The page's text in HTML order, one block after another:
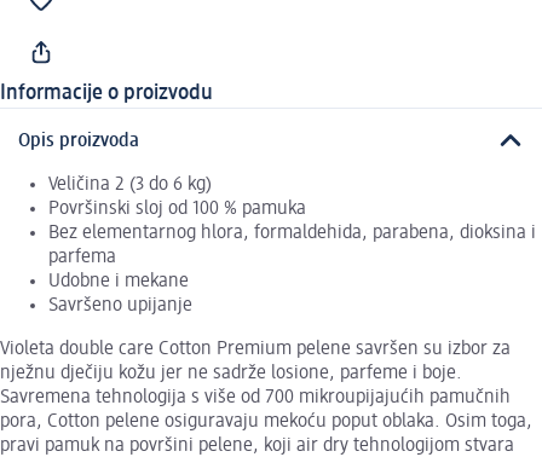
Informacije o proizvodu
Opis proizvoda
Veličina 2 (3 do 6 kg)
Površinski sloj od 100 % pamuka
Bez elementarnog hlora, formaldehida, parabena, dioksina i
parfema
Udobne i mekane
Savršeno upijanje
Violeta double care Cotton Premium pelene savršen su izbor za
nježnu dječiju kožu jer ne sadrže losione, parfeme i boje.
Savremena tehnologija s više od 700 mikroupijajućih pamučnih
pora, Cotton pelene osiguravaju mekoću poput oblaka. Osim toga,
pravi pamuk na površini pelene, koji air dry tehnologijom stvara